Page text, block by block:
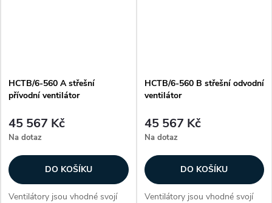
HCTB/6-560 A střešní
přívodní ventilátor
45 567 Kč
Na dotaz
DO KOŠÍKU
Ventilátory jsou vhodné svojí
HCTB/6-560 B střešní odvodní
ventilátor
45 567 Kč
Na dotaz
DO KOŠÍKU
Ventilátory jsou vhodné svojí